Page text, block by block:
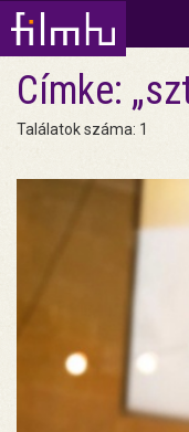
Címke:
Találatok száma: 1